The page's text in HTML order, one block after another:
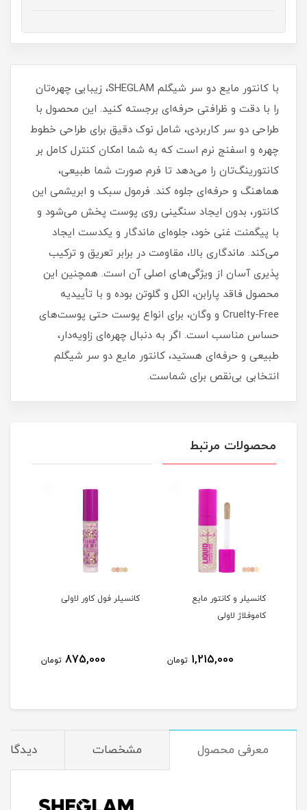
با کانتور مایع دو سر شیگلم SHEGLAM، زیبایی چهره‌تان
را با دقت و ظرافتی حرفه‌ای برجسته کنید. این محصول با
طراحی دو سر کاربردی، شامل نوک دقیق برای طراحی خطوط
چهره و اسفنج نرم است که به شما امکان کنترل کامل بر
کانتورینگ‌تان را می‌دهد تا فرم صورت شما طبیعی،
هماهنگ و حرفه‌ای جلوه کند. فرمول سبک و ابریشمی این
کانتور، بدون ایجاد سنگینی روی پوست پخش می‌شود و
با پیگمنت غنی خود، جلوه‌ای ماندگار و یکدست ایجاد
می‌کند. ماندگاری بالا، مقاومت در برابر تعریق و ترکیب‌
پذیری آسان از ویژگی‌های اصلی آن است. همچنین این
محصول فاقد پارابن، الکل و گلوتن بوده و با تأییدیه
Cruelty-Free و وگان، برای انواع پوست حتی پوست‌های
حساس مناسب است. اگر به دنبال چهره‌ای زاویه‌دار،
طبیعی و حرفه‌ای هستید، کانتور مایع دو سر شیگلم
انتخابی بی‌نقص برای شماست.
محصولات مرتبط
کانسیلر و کانتور مایع
کاموفلاژ لاولی
1,215,000 تومان
کانسیلر فول کاور لاولی
875,000 تومان
معرفی محصول مشخصات